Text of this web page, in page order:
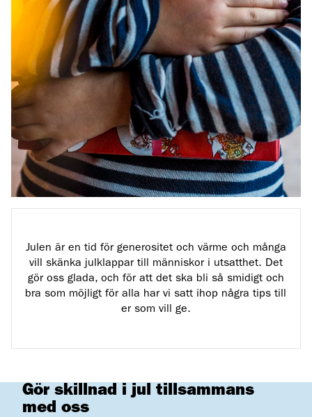
Julen är en tid för generositet och värme och många
vill skänka julklappar till människor i utsatthet. Det
gör oss glada, och för att det ska bli så smidigt och
bra som möjligt för alla har vi satt ihop några tips till
er som vill ge.
Gör skillnad i jul tillsammans
med oss